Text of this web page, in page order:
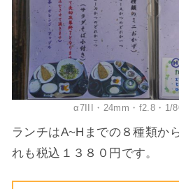
α7III・24mm・f2.8・1/
ランチはA~Hまでの８種類か
れも税込１３８０円です。